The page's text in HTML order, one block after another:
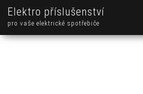
Elektro příslušenství
pro vaše elektrické spotřebiče